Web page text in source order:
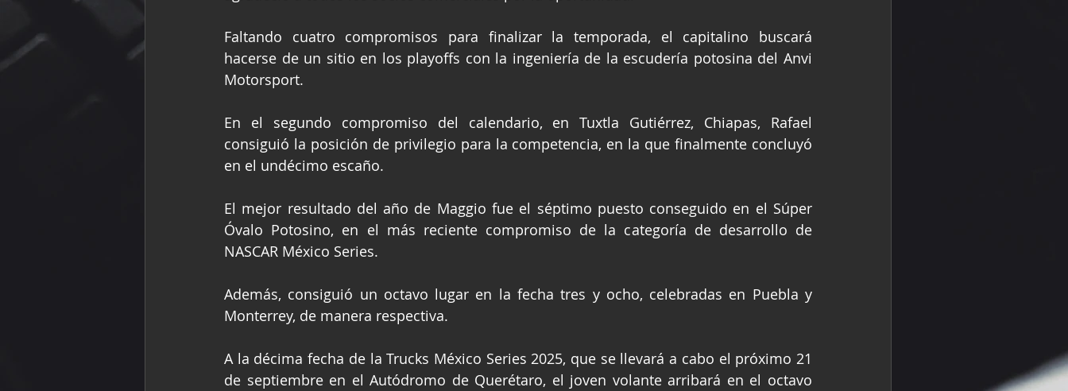
Faltando cuatro compromisos para finalizar la temporada, el capitalino buscará
hacerse de un sitio en los playoffs con la ingeniería de la escudería potosina del Anvi
Motorsport.
En el segundo compromiso del calendario, en Tuxtla Gutiérrez, Chiapas, Rafael
consiguió la posición de privilegio para la competencia, en la que finalmente concluyó
en el undécimo escaño.
El mejor resultado del año de Maggio fue el séptimo puesto conseguido en el Súper
Óvalo Potosino, en el más reciente compromiso de la categoría de desarrollo de
NASCAR México Series.
Además, consiguió un octavo lugar en la fecha tres y ocho, celebradas en Puebla y
Monterrey, de manera respectiva.
A la décima fecha de la Trucks México Series 2025, que se llevará a cabo el próximo 21
de septiembre en el Autódromo de Querétaro, el joven volante arribará en el octavo